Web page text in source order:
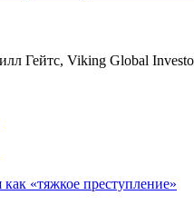
Гейтс, Viking Global